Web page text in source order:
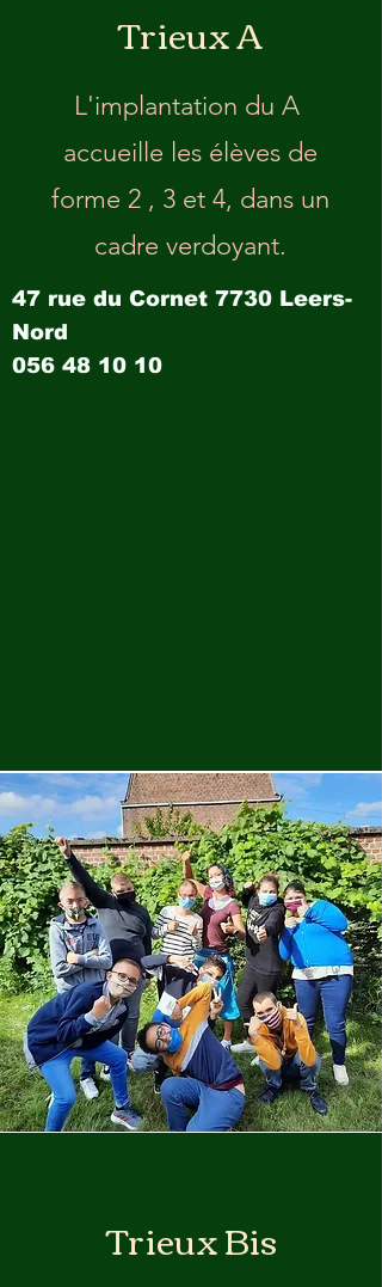
Trieux A
L'implantation du A
accueille les élèves de
forme 2 , 3 et 4, dans un
cadre verdoyant.
47 rue du Cornet 7730 Leers-
Nord
056 48 10 10
Trieux Bis